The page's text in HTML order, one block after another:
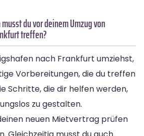
du vor deinem Umzug von
treffen?
nach Frankfurt umziehst,
Vorbereitungen, die du treffen
Schritte, die dir helfen werden,
zu gestalten.
neuen Mietvertrag prüfen